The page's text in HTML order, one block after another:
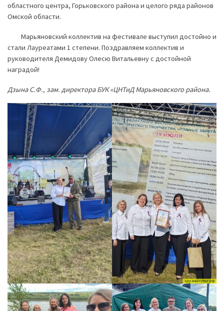
областного центра, Горьковского района и целого ряда районов
Омской области.
Марьяновский коллектив на фестивале выступил достойно и
стали Лауреатами 1 степени. Поздравляем коллектив и
руководителя Демидову Олесю Витальевну с достойной
наградой!
Дзына С.Ф., зам. директора БУК «ЦНТиД Марьяновского района.